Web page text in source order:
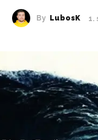
By LubosK 1.